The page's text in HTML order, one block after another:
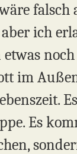
ich
im
Es